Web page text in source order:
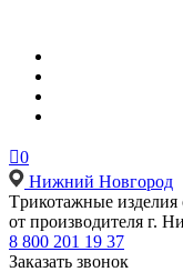
0
Нижний Новгород
Tрикотажные
от производителя г.
8 800 201 19 37
Заказать звонок